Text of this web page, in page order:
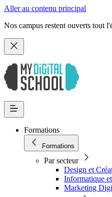
Aller au contenu principal
Nos campus restent ouverts tout
Formations
Formations
Par secteur
Design et
Informatique
Marketing